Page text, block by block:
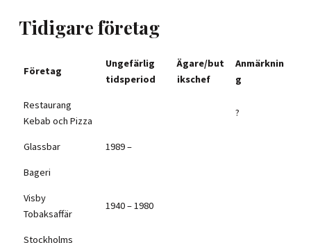
Tidigare företag
Företag
Ungefärlig
tidsperiod
Ägare/but
ikschef
Anmärknin
g
Restaurang
Kebab och Pizza
?
Glassbar 1989 –
Bageri
Visby
Tobaksaffär
1940 – 1980
Stockholms